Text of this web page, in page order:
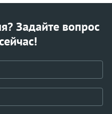
Задайте вопрос